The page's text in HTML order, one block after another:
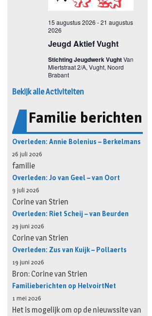
Bekijk alle Activiteiten
Familie berichten
Overleden: Annie Bolenius – Berkelmans
26 juli 2026
familie
Overleden: Jo van Geel – van Oort
9 juli 2026
Corine van Strien
Overleden: Riet Scheij – van Beurden
29 juni 2026
Corine van Strien
Overleden: Zus van Kuijk – Pollaerts
19 juni 2026
Bron: Corine van Strien
Familieberichten op HelvoirtNet
1 mei 2026
Het is mogelijk om op de nieuwssite van